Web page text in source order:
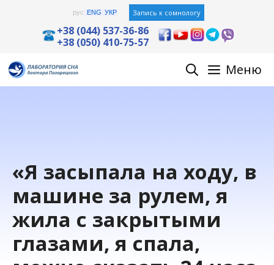
содержимому
рус ENG УКР Запись к сомнологу
+38 (044) 537-36-86
+38 (050) 410-75-57
Меню
«Я засыпала на ходу, в
машине за рулем, я
жила с закрытыми
глазами, я спала,